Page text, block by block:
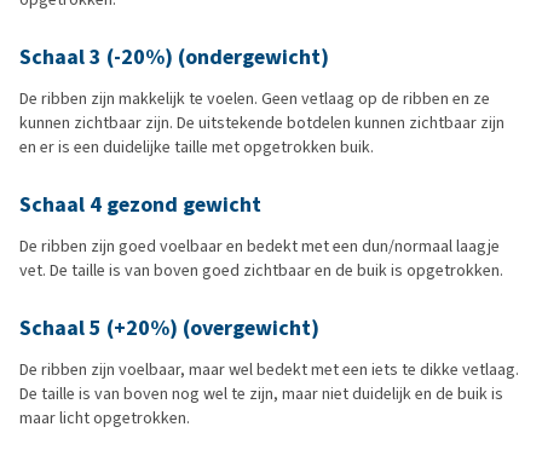
Schaal 3 (-20%) (ondergewicht)
De ribben zijn makkelijk te voelen. Geen vetlaag op de ribben en ze
kunnen zichtbaar zijn. De uitstekende botdelen kunnen zichtbaar zijn
en er is een duidelijke taille met opgetrokken buik.
Schaal 4 gezond gewicht
De ribben zijn goed voelbaar en bedekt met een dun/normaal laagje
vet. De taille is van boven goed zichtbaar en de buik is opgetrokken.
Schaal 5 (+20%) (overgewicht)
De ribben zijn voelbaar, maar wel bedekt met een iets te dikke vetlaag.
De taille is van boven nog wel te zijn, maar niet duidelijk en de buik is
maar licht opgetrokken.